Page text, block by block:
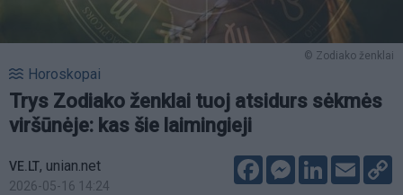
© Zodiako ženklai
Horoskopai
Trys Zodiako ženklai tuoj atsidurs sėkmės
viršūnėje: kas šie laimingieji
VE.LT, unian.net
2026-05-16 14:24
FacebookMessenger
LinkedIn
Email